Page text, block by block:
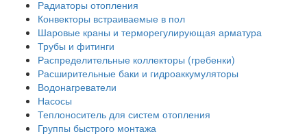
Радиаторы отопления
Конвекторы встраиваемые в пол
Шаровые краны и терморегулирующая арматура
Трубы и фитинги
Распределительные коллекторы (гребенки)
Расширительные баки и гидроаккумуляторы
Водонагреватели
Насосы
Теплоноситель для систем отопления
Группы быстрого монтажа